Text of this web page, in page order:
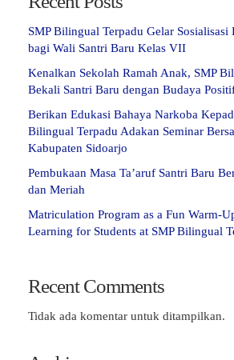
SMP Bilingual Terpadu Gelar Sosialisasi
bagi Wali Santri Baru Kelas VII
Kenalkan Sekolah Ramah Anak, SMP
Bekali Santri Baru dengan Budaya
Berikan Edukasi Bahaya Narkoba
Bilingual Terpadu Adakan Seminar
Kabupaten Sidoarjo
Pembukaan Masa Ta’aruf Santri Baru
dan Meriah
Matriculation Program as a Fun Warm-
Learning for Students at SMP Bilingual
Recent Comments
Tidak ada komentar untuk ditampilkan.